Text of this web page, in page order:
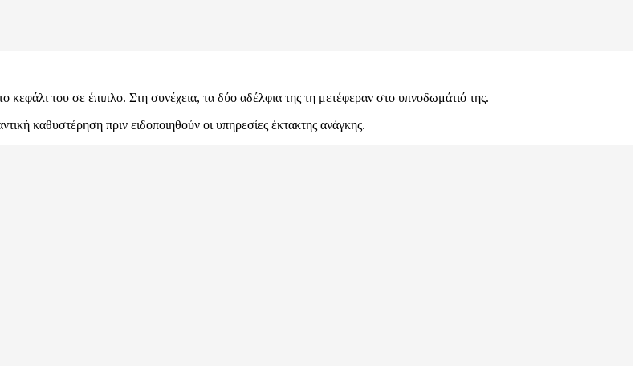
του σε έπιπλο. Στη συνέχεια, τα δύο αδέλφια της τη μετέφεραν στο υπνοδωμάτιό της.
καθυστέρηση πριν ειδοποιηθούν οι υπηρεσίες έκτακτης ανάγκης.